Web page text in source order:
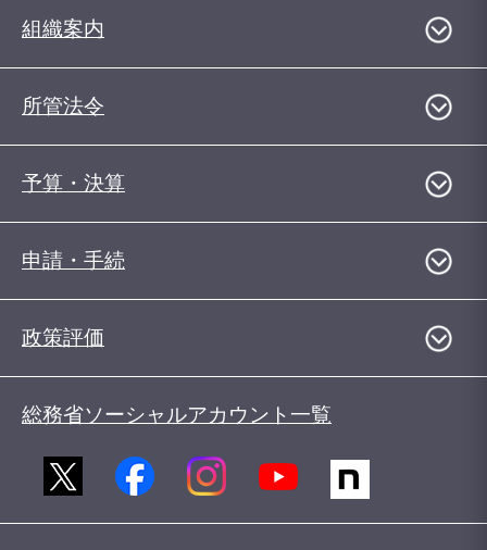
組織案内
所管法令
予算・決算
申請・手続
政策評価
総務省ソーシャルアカウント一覧